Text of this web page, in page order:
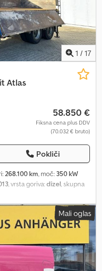
1 / 17
Atlas
58.850 €
Fiksna cena plus DDV
(70.032 € bruto)
Pokliči
268.100 km, moč: 350 kW
, vrsta goriva:dizel, skupna
samodejen, emisijski razred:
, širina tovornega
prostora:900 mm, Leto
razdalja 3.600+1.400
brez tehničnega
Pridržujemo si pravico do
Mali oglas